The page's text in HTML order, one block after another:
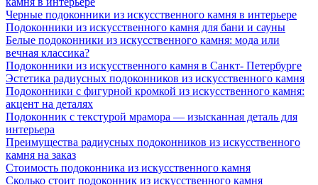
Черные подоконники из искусственного камня в интерьере
Подоконники из искусственного камня для бани и сауны
Белые подоконники из искусственного камня: мода или
вечная классика?
Подоконники из искусственного камня в Санкт- Петербурге
Эстетика радиусных подоконников из искусственного камня
Подоконники с фигурной кромкой из искусственного камня:
акцент на деталях
Подоконник с текстурой мрамора — изысканная деталь для
интерьера
Преимущества радиусных подоконников из искусственного
камня на заказ
Стоимость подоконника из искусственного камня
Сколько стоит подоконник из искусственного камня